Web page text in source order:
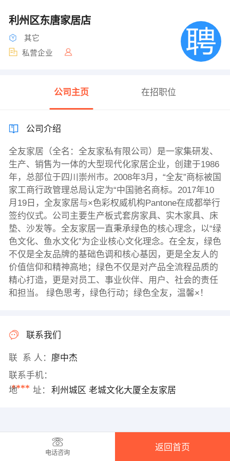
利州区东唐家居店
其它
私营企业
公司主页 在招职位
公司介绍
全友家居（全名：全友家私有限公司）是一家集研发、
生产、销售为一体的大型现代化家居企业，创建于1986
年，总部位于四川崇州市。2008年3月，“全友”商标被国
家工商行政管理总局认定为“中国驰名商标。2017年10
月19日，全友家居与×色彩权威机构Pantone在成都举行
签约仪式。公司主要生产板式套房家具、实木家具、床
垫、沙发等。全友家居一直秉承绿色的核心理念，以“绿
色文化、鱼水文化”为企业核心文化理念。在全友，绿色
不仅是全友品牌的基础色调和核心基因，更是全友人的
价值信仰和精神高地；绿色不仅是对产品全流程品质的
精心打造，更是对员工、事业伙伴、用户、社会的责任
和担当。 绿色思考，绿色行动；绿色全友，温馨×！
联系我们
联 系 人： 廖中杰
联系手机：
****
地 址： 利州城区 老城文化大厦全友家居
电话咨询
返回首页